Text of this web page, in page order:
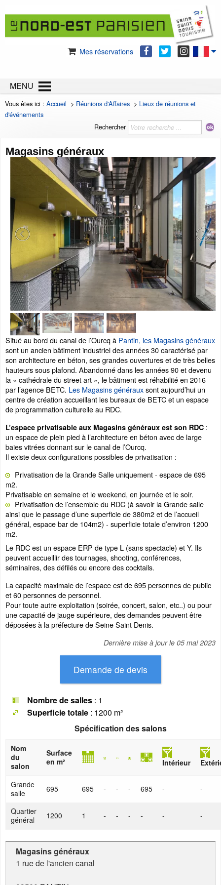
Mes réservations
MENU
Vous êtes ici : Accueil > Réunions d'Affaires > Lieux de réunions et
d'événements
Rechercher
Magasins généraux
Situé au bord du canal de l’Ourcq à Pantin, les Magasins généraux
sont un ancien bâtiment industriel des années 30 caractérisé par
son architecture en béton, ses grandes ouvertures et de très belles
hauteurs sous plafond. Abandonné dans les années 90 et devenu
la « cathédrale du street art », le bâtiment est réhabilité en 2016
par l’agence BETC. Les Magasins générauxsont aujourd’hui un
centre de création accueillant les bureaux de BETC et un espace
de programmation culturelle au RDC.
L’espace privatisable aux Magasins généraux est son RDC :
un espace de plein pied à l’architecture en béton avec de large
baies vitrées donnant sur le canal de l’Ourcq.
Il existe deux configurations possibles de privatisation :
Privatisation de la Grande Salle uniquement - espace de 695
m2.
Privatisable en semaine et le weekend, en journée et le soir.
Privatisation de l’ensemble du RDC (à savoir la Grande salle
ainsi que le passage d’une superficie de 380m2 et de l’accueil
général, espace bar de 104m2) - superficie totale d’environ 1200
m2.
Le RDC est un espace ERP de type L (sans spectacle) et Y. Ils
peuvent accueillir des tournages, shooting, conférences,
séminaires, des défilés ou encore des cocktails.
La capacité maximale de l’espace est de 695 personnes de public
et 60 personnes de personnel.
Pour toute autre exploitation (soirée, concert, salon, etc..) ou pour
une capacité de jauge supérieure, des demandes peuvent être
déposées à la préfecture de Seine Saint Denis.
Dernière mise à jour le 05 mai 2023
Nombre de salles : 1
Superficie totale : 1200 m²
Spécification des salons
Nom
du
salon
Surface
en m²
Intérieur
Grande
salle
695 695 - - - 695 - -
Quartier
général
1200 1 - - - - - -
Magasins généraux
1 rue de l'ancien canal